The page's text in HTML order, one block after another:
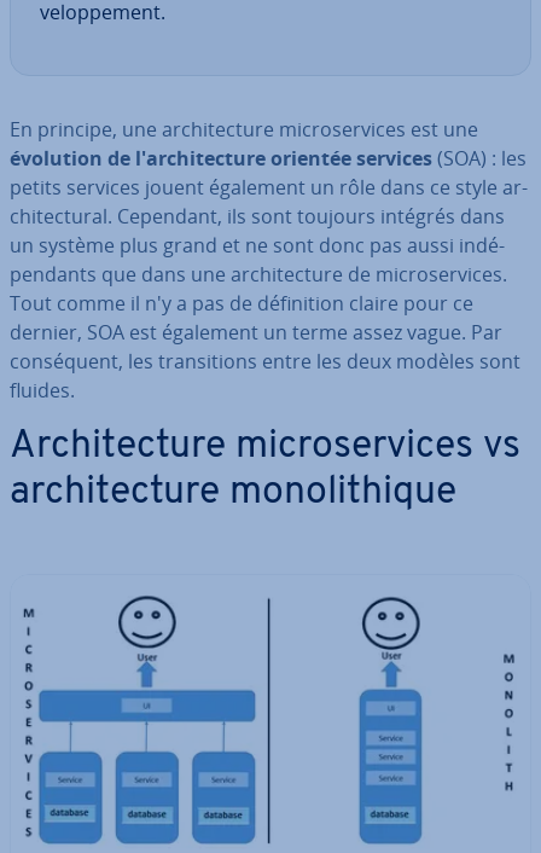
ve­lop­pe­ment.
En principe, une ar­chi­tec­ture mi­cro­ser­vices est une
évolution de l'ar­chi­tec­ture orientée services(SOA) : les
petits services jouent également un rôle dans ce style ar­
chi­tec­tu­ral. Cependant, ils sont toujours intégrés dans
un système plus grand et ne sont donc pas aussi in­dé­
pen­dants que dans une ar­chi­tec­ture de mi­cro­ser­vices.
Tout comme il n'y a pas de dé­fi­ni­tion claire pour ce
dernier, SOA est également un terme assez vague. Par
con­sé­quent, les tran­si­tions entre les deux modèles sont
fluides.
Ar­chi­tec­ture mi­cro­ser­vices vs
ar­chi­tec­ture mo­no­li­thique